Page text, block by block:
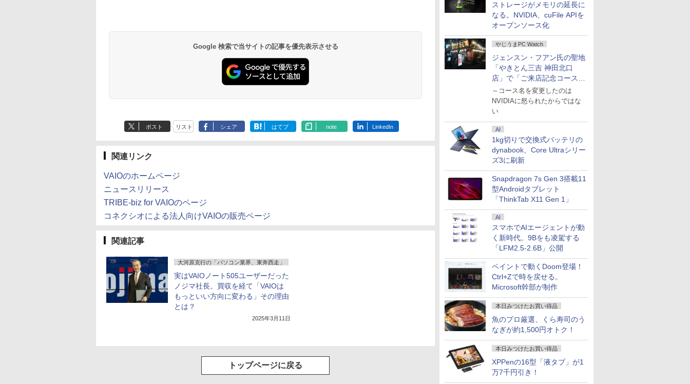
ストレージがメモリの延長に
なる。NVIDIA、cuFile APIを
オープンソース化
やじうまPC Watch
ジェンスン・フアン氏の聖地
「やきとん三吉 神田北口
店」で「ご来店記念コース」
を娘と堪能
～コース名を変更したのは
NVIDIAに怒られたからではな
い
AI
1kg切りで交換式バッテリの
dynabook、Core Ultraシリー
ズ3に刷新
Snapdragon 7s Gen 3搭載11
型Androidタブレット
「ThinkTab X11 Gen 1」
AI
スマホでAIエージェントが動
く新時代。9Bをも凌駕する
「LFM2.5-2.6B」公開
ペイントで動くDoom登場！
Ctrl+Zで時を戻せる。
Microsoft幹部が制作
本日みつけたお買い得品
魚のプロ厳選、くら寿司のう
なぎが約1,500円オトク！
本日みつけたお買い得品
XPPenの16型「液タブ」が1
万7千円引き！
Google 検索で当サイトの記事を優先表示させる
ポスト リスト シェア はてブ note LinkedIn
関連リンク
VAIOのホームページ
ニュースリリース
TRIBE-biz for VAIOのページ
コネクシオによる法人向けVAIOの販売ページ
関連記事
大河原克行の「パソコン業界、東奔西走」
実はVAIOノート505ユーザーだった
ノジマ社長。買収を経て「VAIOは
もっといい方向に変わる」その理由
とは？
2025年3月11日
トップページに戻る